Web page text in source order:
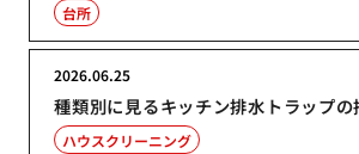
台所
種類別に見るキッチン排水トラップ
2026.06.25
ハウスクリーニング